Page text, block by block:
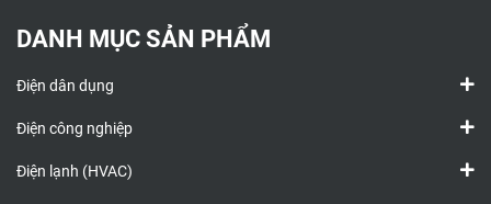
DANH MỤC SẢN PHẨM
Điện dân dụng
Điện công nghiệp
Điện lạnh (HVAC)